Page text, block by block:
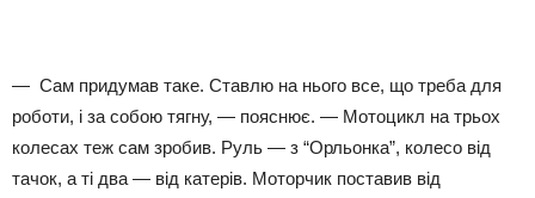
— Сам придумав таке. Ставлю на нього все, що треба для
роботи, і за собою тягну, — пояснює. — Мотоцикл на трьох
колесах теж сам зробив. Руль — з “Орльонка”, колесо від
тачок, а ті два — від катерів. Моторчик поставив від